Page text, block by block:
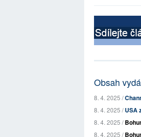
Obsah
8. 4. 2025 /
8. 4. 2025 /USA
8. 4. 2025 /
8. 4. 2025 /